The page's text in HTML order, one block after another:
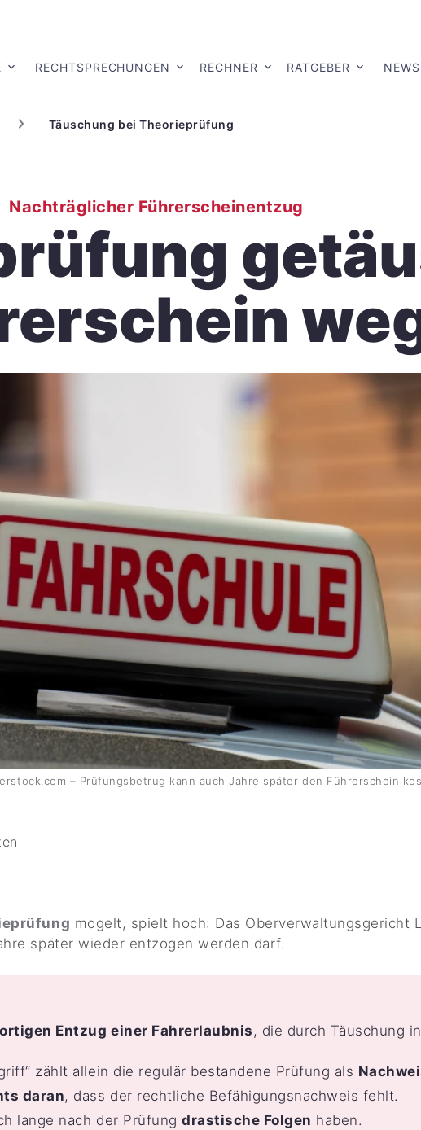
RECHTSPRECHUNGEN RECHNER RATGEBER NEWS
Täuschung bei Theorieprüfung
Nachträglicher Führerscheinentzug
– Prüfungsbetrug kann auch Jahre später den Führerschein
mogelt, spielt hoch: Das Oberverwaltungsgericht
später wieder entzogen werden darf.
Entzug einer Fahrerlaubnis, die durch Täuschung
zählt allein die regulär bestandene Prüfung als
daran, dass der rechtliche Befähigungsnachweis fehlt.
lange nach der Prüfungdrastische Folgen haben.